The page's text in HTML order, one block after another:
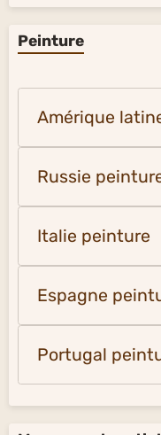
Peinture
Amérique
Russie
Italie peinture
Espagne
Portugal